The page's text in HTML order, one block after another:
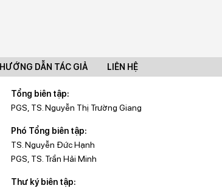
HƯỚNG DẪN TÁC GIẢ LIÊN HỆ
Tổng biên tập:
PGS, TS. Nguyễn Thị Trường Giang
Phó Tổng biên tập:
TS. Nguyễn Đức Hạnh
PGS, TS. Trần Hải Minh
Thư ký biên tập: